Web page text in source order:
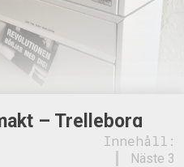
– Trelleborg
Innehåll:
Näste 3